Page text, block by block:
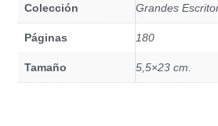
Colección Grandes
Páginas 180
Tamaño 5,5×23 cm.